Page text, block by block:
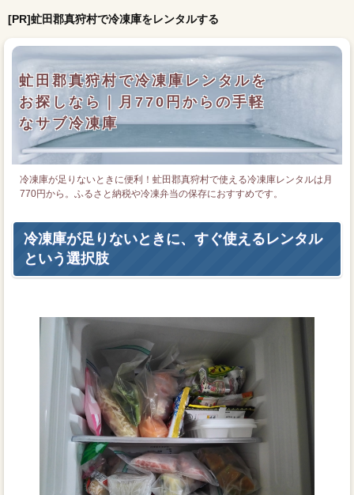
[PR]虻田郡真狩村で冷凍庫をレンタルする
虻田郡真狩村で冷凍庫レンタルを
お探しなら｜月770円からの手軽
なサブ冷凍庫
冷凍庫が足りないときに便利！虻田郡真狩村で使える冷凍庫レンタルは月
770円から。ふるさと納税や冷凍弁当の保存におすすめです。
冷凍庫が足りないときに、すぐ使えるレンタル
という選択肢